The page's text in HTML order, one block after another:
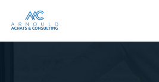
Panneau de gestion des cookies